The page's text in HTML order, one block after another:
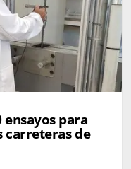
ensayos para
carreteras de